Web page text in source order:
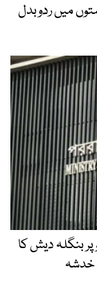
میں ردوبدل
بنگلہ دیش کا
خدشہ